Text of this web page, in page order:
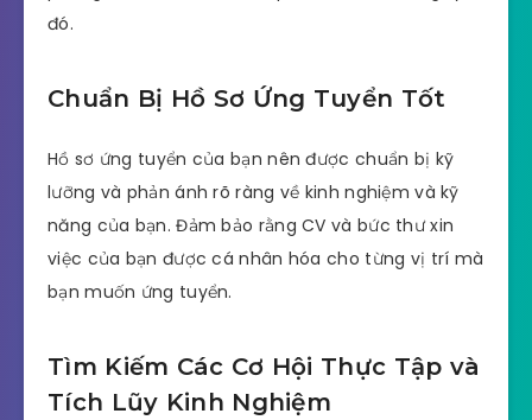
đó.
Chuẩn Bị Hồ Sơ Ứng Tuyển Tốt
Hồ sơ ứng tuyển của bạn nên được chuẩn bị kỹ
lưỡng và phản ánh rõ ràng về kinh nghiệm và kỹ
năng của bạn. Đảm bảo rằng CV và bức thư xin
việc của bạn được cá nhân hóa cho từng vị trí mà
bạn muốn ứng tuyển.
Tìm Kiếm Các Cơ Hội Thực Tập và
Tích Lũy Kinh Nghiệm